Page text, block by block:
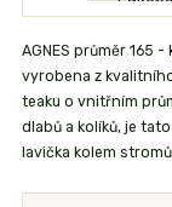
AGNES průměr 165
vyrobena z
teaku o vnitřním
dlabů a kolíků, je
lavička kolem